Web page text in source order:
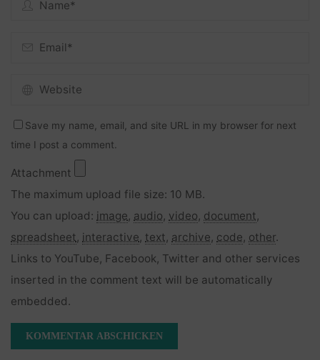
Save my name, email, and site URL in my browser for next
time I post a comment.
Attachment
The maximum upload file size: 10 MB.
You can upload: image, audio, video, document,
spreadsheet, interactive, text, archive, code, other.
Links to YouTube, Facebook, Twitter and other services
inserted in the comment text will be automatically
embedded.